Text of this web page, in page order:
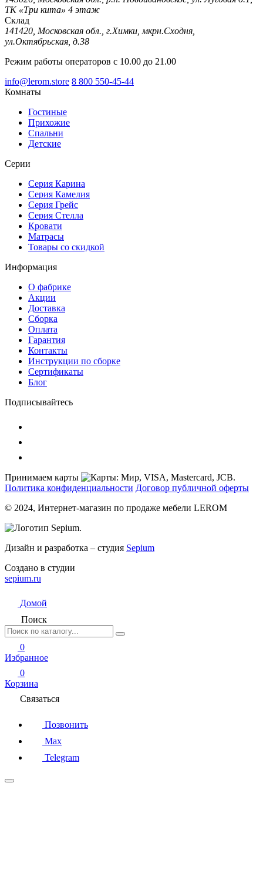
ТК «Три кита» 4 этаж
Склад
141420, Московская обл., г.Химки, мкрн.Сходня,
ул.Октябрьская, д.38
Режим работы операторов с 10.00 до 21.00
info@lerom.store 8 800 550-45-44
Комнаты
Гостиные
Прихожие
Спальни
Детские
Серии
Серия Карина
Серия Камелия
Серия Грейс
Серия Стелла
Кровати
Матрасы
Товары со скидкой
Информация
О фабрике
Акции
Доставка
Сборка
Оплата
Гарантия
Контакты
Инструкции по сборке
Сертификаты
Блог
Подписывайтесь
Принимаем карты
Политика конфиденциальности Договор публичной оферты
© 2024, Интернет-магазин по продаже мебели LEROM
Дизайн и разработка – студия Sepium
Создано в студии
sepium.ru
Домой
Поиск
0
Избранное
0
Корзина
Связаться
Позвонить
Max
Telegram